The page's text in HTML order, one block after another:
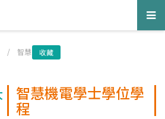
/ 智慧
收藏
智慧機電學士學位學
程